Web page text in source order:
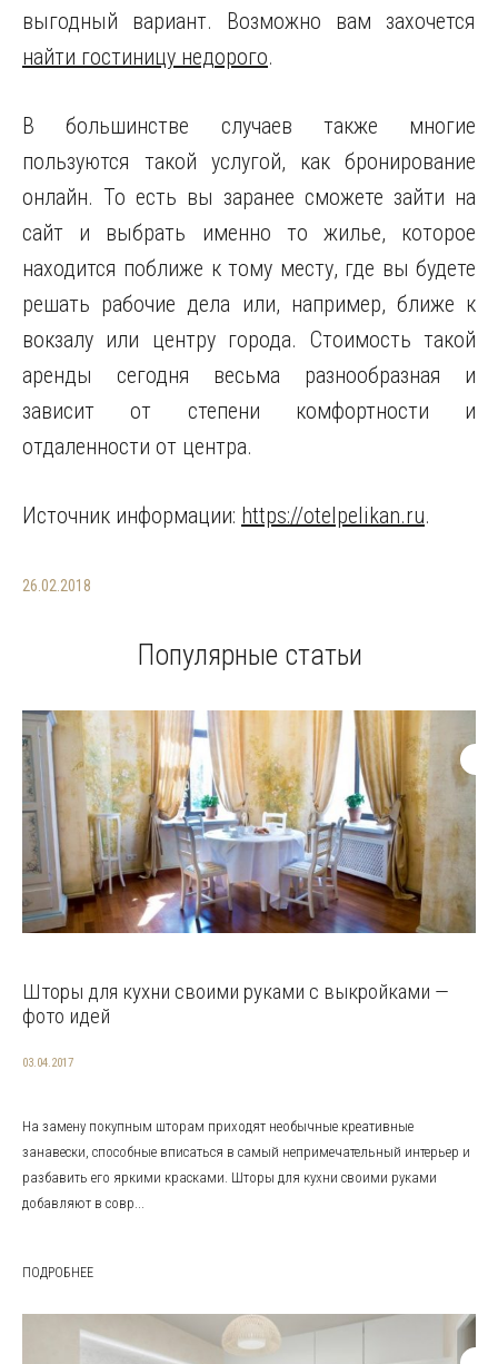
выгодный вариант. Возможно вам захочется
найти гостиницу недорого.
В большинстве случаев также многие
пользуются такой услугой, как бронирование
онлайн. То есть вы заранее сможете зайти на
сайт и выбрать именно то жилье, которое
находится поближе к тому месту, где вы будете
решать рабочие дела или, например, ближе к
вокзалу или центру города. Стоимость такой
аренды сегодня весьма разнообразная и
зависит от степени комфортности и
отдаленности от центра.
Источник информации: https://otelpelikan.ru.
26.02.2018
Популярные статьи
Шторы для кухни своими руками с выкройками —
фото идей
03.04.2017
На замену покупным шторам приходят необычные креативные
занавески, способные вписаться в самый непримечательный интерьер и
разбавить его яркими красками. Шторы для кухни своими руками
добавляют в совр...
ПОДРОБНЕЕ